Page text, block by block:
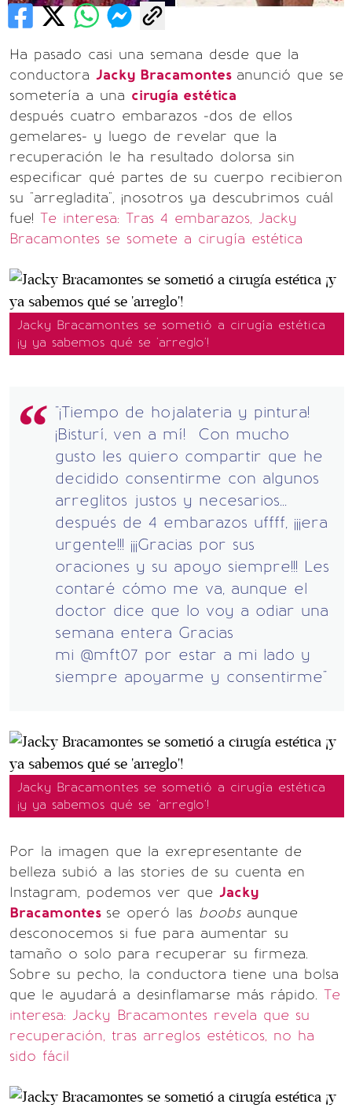
Ha pasado casi una semana desde que la
conductora Jacky Bracamontes anunció que se
sometería a una cirugía estética
después cuatro embarazos -dos de ellos
gemelares- y luego de revelar que la
recuperación le ha resultado dolorsa sin
especificar qué partes de su cuerpo recibieron
su "arregladita", ¡nosotros ya descubrimos cuál
fue! Te interesa: Tras 4 embarazos, Jacky
Bracamontes se somete a cirugía estética
Jacky Bracamontes se sometió a cirugía estética
¡y ya sabemos qué se 'arreglo'!
"¡Tiempo de hojalateria y pintura!
¡Bisturí, ven a mí! Con mucho
gusto les quiero compartir que he
decidido consentirme con algunos
arreglitos justos y necesarios...
después de 4 embarazos uffff, ¡¡¡era
urgente!!! ¡¡¡Gracias por sus
oraciones y su apoyo siempre!!! Les
contaré cómo me va, aunque el
doctor dice que lo voy a odiar una
semana entera Gracias
mi @mft07 por estar a mi lado y
siempre apoyarme y consentirme"
Jacky Bracamontes se sometió a cirugía estética
¡y ya sabemos qué se 'arreglo'!
Por la imagen que la exrepresentante de
belleza subió a las stories de su cuenta en
Instagram, podemos ver que Jacky
Bracamontes se operó las boobs aunque
desconocemos si fue para aumentar su
tamaño o solo para recuperar su firmeza.
Sobre su pecho, la conductora tiene una bolsa
que le ayudará a desinflamarse más rápido. Te
interesa: Jacky Bracamontes revela que su
recuperación, tras arreglos estéticos, no ha
sido fácil